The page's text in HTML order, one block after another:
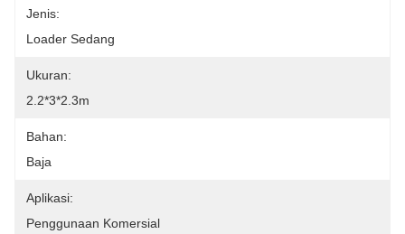
Jenis:
Loader Sedang
Ukuran:
2.2*3*2.3m
Bahan:
Baja
Aplikasi:
Penggunaan Komersial